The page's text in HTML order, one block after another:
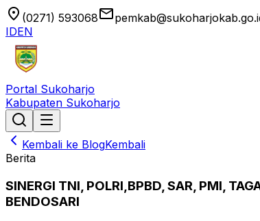
location_on (0271) 593068email
IDEN
Portal Sukoharjo
Kabupaten Sukoharjo
Kembali ke BlogKembali
Berita
SINERGI TNI, POLRI,BPBD, SAR, PMI,
BENDOSARI